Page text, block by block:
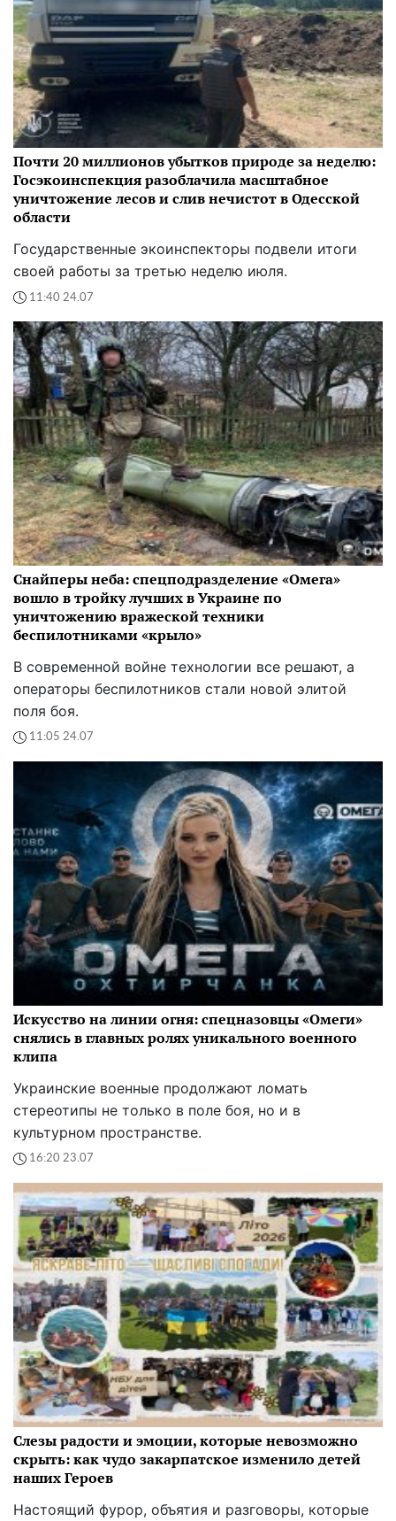
Почти 20 миллионов убытков природе за неделю:
Госэкоинспекция разоблачила масштабное
уничтожение лесов и слив нечистот в Одесской
области
Государственные экоинспекторы подвели итоги
своей работы за третью неделю июля.
11:40 24.07
Снайперы неба: спецподразделение «Омега»
вошло в тройку лучших в Украине по
уничтожению вражеской техники
беспилотниками «крыло»
В современной войне технологии все решают, а
операторы беспилотников стали новой элитой
поля боя.
11:05 24.07
Искусство на линии огня: спецназовцы «Омеги»
снялись в главных ролях уникального военного
клипа
Украинские военные продолжают ломать
стереотипы не только в поле боя, но и в
культурном пространстве.
16:20 23.07
Слезы радости и эмоции, которые невозможно
скрыть: как чудо закарпатское изменило детей
наших Героев
Настоящий фурор, объятия и разговоры, которые